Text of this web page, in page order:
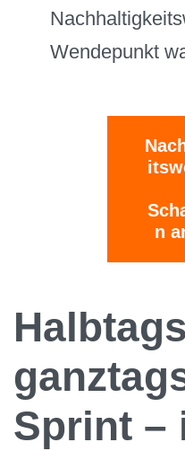
Wendepunkt
n
Sprint –